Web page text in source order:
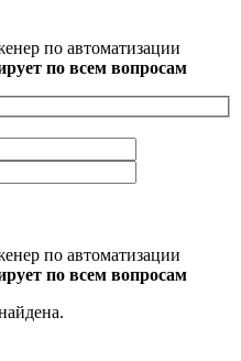
по автоматизации
по всем вопросам
по автоматизации
по всем вопросам